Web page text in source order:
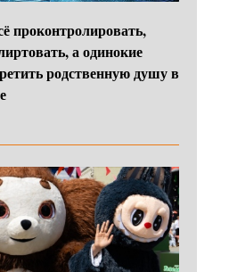
проконтролировать,
а одинокие
родственную душу в